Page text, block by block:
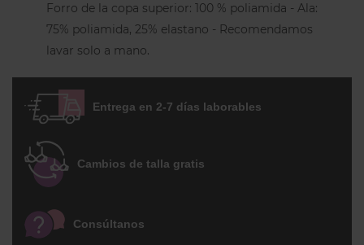
Es un modelo sin relleno, con una
estructura trabajada para ofrecer soporte
real. Incorpora una
piezas con soporte lateralque favorece
una
gran elevacióny una proyección
hacia adelante
pecho de forma natural. El
suaveaporta comodidad desde el primer
uso, mientras que la
minimizar la transparencia de las costuras
Forro de la copa superior: 100 % poliamida - Ala:
75% poliamida, 25% elastano - Recomendamos
lavar solo a mano.
Entrega en 2-7 días laborables
Cambios de talla gratis
Consúltanos